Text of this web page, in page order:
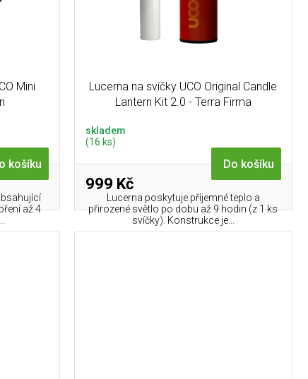
Mini
košíku
až 4
Lucerna na svíčky UCO Original Candle
Lantern Kit 2.0 - Terra Firma
skladem
(16 ks)
999 Kč
Do košíku
Lucerna poskytuje příjemné teplo a
přirozené světlo po dobu až 9 hodin (z 1 ks
svíčky). Konstrukce je...